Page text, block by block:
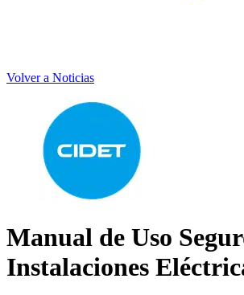
Volver a Noticias
Manual de Uso
Instalaciones